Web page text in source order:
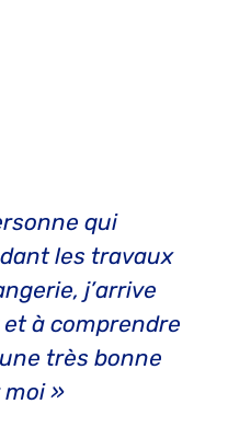
qui
les travaux
j’arrive
et à comprendre
très bonne
moi »